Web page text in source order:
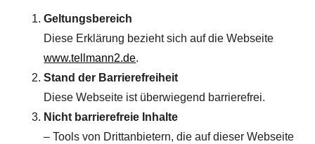
Geltungsbereich
Diese Erklärung bezieht sich auf die Webseite
www.tellmann2.de.
Stand der Barrierefreiheit
Diese Webseite ist überwiegend barrierefrei.
Nicht barrierefreie Inhalte
– Tools von Drittanbietern, die auf dieser Webseite